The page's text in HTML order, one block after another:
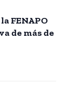
FENAPO
de más de